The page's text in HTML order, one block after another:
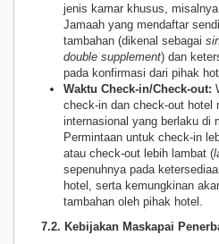
jenis kamar khusus,
Jamaah yang mendaftar
tambahan (dikenal sebagai
double supplement) dan
pada konfirmasi dari pihak
Waktu Check-in/Check-out:
check-in dan check-out hotel
internasional yang berlaku di
Permintaan untuk check-in
atau check-out lebih lambat (
sepenuhnya pada
hotel, serta kemungkinan
tambahan oleh pihak hotel.
7.2. Kebijakan Maskapai